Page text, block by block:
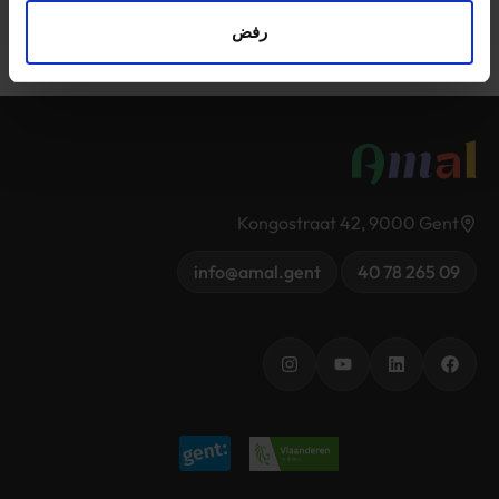
رفض
Kongostraat 42, 9000 Gent
09 265 78 40
info@amal.gent
Facebook
LinkedIn
YouTube
Instagram